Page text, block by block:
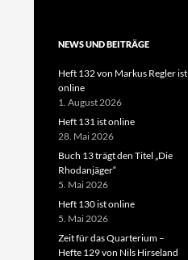
NEWS UND BEITRÄGE
Heft 132 von Markus Regler ist
online
1. August 2026
Heft 131 ist online
28. Mai 2026
Buch 13 trägt den Titel „Die
Rhodanjäger“
5. Mai 2026
Heft 130 ist online
5. Mai 2026
Zeit für das Quarterium –
Hefte 129 von Nils Hirseland